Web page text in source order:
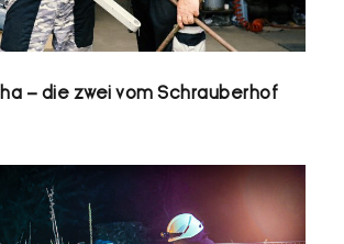
– die zwei vom Schrauberhof